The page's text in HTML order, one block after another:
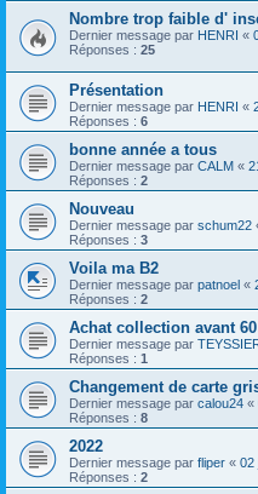
Nombre trop faible d'
Dernier message par HENRI «
Réponses : 25
Présentation
Dernier message par HENRI «
Réponses : 6
bonne année a tous
Dernier message par CALM «
Réponses : 2
Nouveau
Dernier message par schum22
Réponses : 3
Voila ma B2
Dernier message par patnoel «
Réponses : 2
Achat collection avant 60
Dernier message par
Réponses : 1
Changement de carte
Dernier message par calou24 «
Réponses : 8
2022
Dernier message par fliper « 02
Réponses : 2